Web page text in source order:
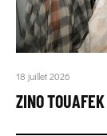
18 juillet 2026
ZINO